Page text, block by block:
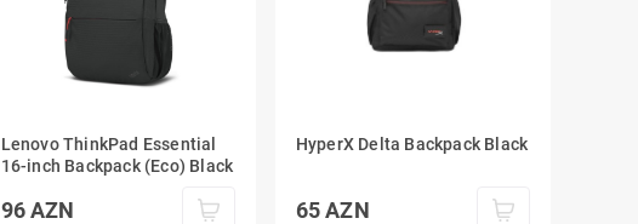
Lenovo ThinkPad Essential
16-inch Backpack (Eco) Black
96AZN
HyperX Delta Backpack Black
65AZN